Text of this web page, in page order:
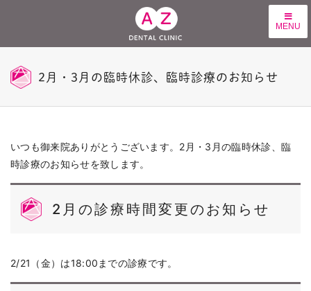
MENU
2月・3月の臨時休診、臨時診療のお知らせ
いつも御来院ありがとうございます。2月・3月の臨時休診、臨
時診療のお知らせを致します。
2月の診療時間変更のお知らせ
2/21（金）は18:00までの診療です。